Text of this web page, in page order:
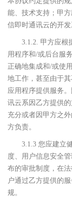
能、技术支持；甲
信即时通讯云的开
3.1.2. 甲方应根
用程序和/或后台服
正确地集成和/或使
地工作，甚至由于
应用程序提供服务
讯云系因乙方提供
充分或者因甲方之
方负责。
3.1.3 您应建立
度、用户信息安全
布的审批制度，在
户通过乙方提供的
规。